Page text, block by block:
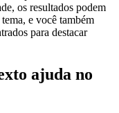
os resultados podem
e você também
para destacar
ajuda no